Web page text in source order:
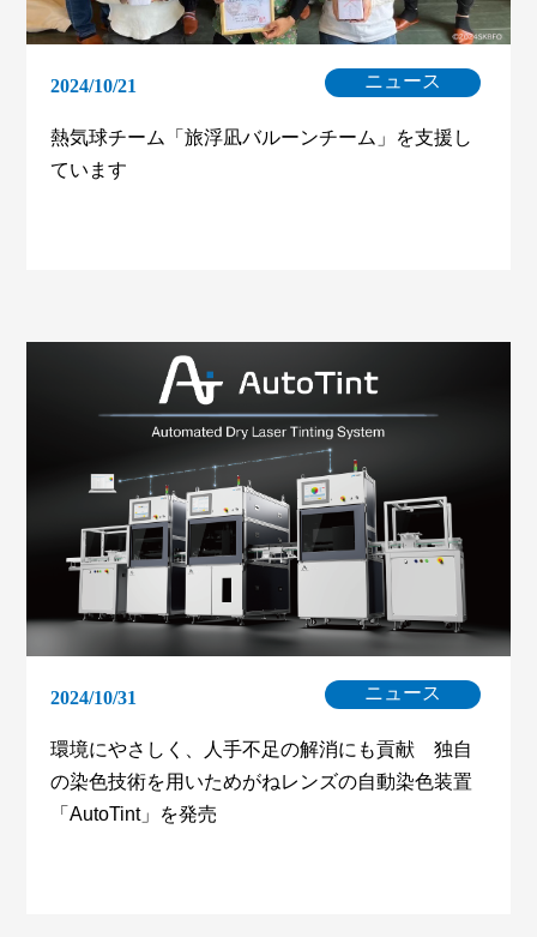
2024/10/21 ニュース
熱気球チーム「旅浮凪バルーンチーム」を支援し
ています
2024/10/31 ニュース
環境にやさしく、人手不足の解消にも貢献 独自
の染色技術を用いためがねレンズの自動染色装置
「AutoTint」を発売